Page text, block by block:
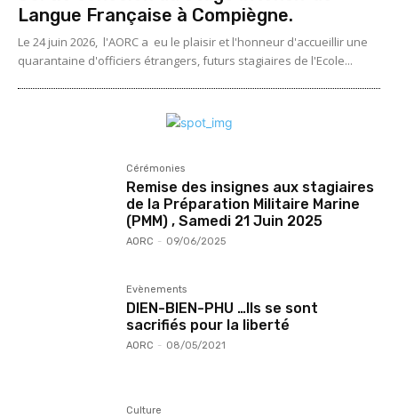
Langue Française à Compiègne.
Le 24 juin 2026, l'AORC a eu le plaisir et l'honneur d'accueillir une
quarantaine d'officiers étrangers, futurs stagiaires de l'Ecole...
Cérémonies
Remise des insignes aux stagiaires
de la Préparation Militaire Marine
(PMM) , Samedi 21 Juin 2025
AORC - 09/06/2025
Evènements
DIEN-BIEN-PHU …Ils se sont
sacrifiés pour la liberté
AORC - 08/05/2021
Culture